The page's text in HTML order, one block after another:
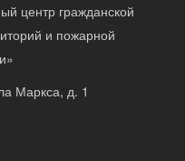
центр гражданской
и пожарной
Маркса, д. 1